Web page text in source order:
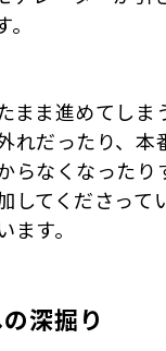
まま進めてしま
れだったり、本
らなくなったり
してくださって
す。
深掘り